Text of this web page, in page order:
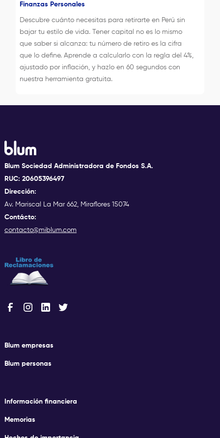
Finanzas Personales
Descubre cuánto necesitas para retirarte en Perú sin
bajar tu estilo de vida. Tener capital no es lo mismo
que saber si alcanza: tu número de retiro es la cifra
que lo define. Aprende a calcularlo con la regla del 4%,
ajustado por inflación, y hazlo en 60 segundos con
nuestra herramienta gratuita.
Blum Sociedad Administradora de Fondos S.A.
RUC: 20605396497
Dirección:
Av. Mariscal La Mar 662, Miraflores 15074
Contácto:
contacto@miblum.com
Blum empresas
Blum personas
Información financiera
Memorias